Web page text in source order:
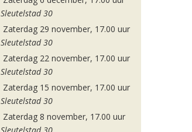
Sleutelstad 30
Zaterdag 29 november, 17.00 uur
Sleutelstad 30
Zaterdag 22 november, 17.00 uur
Sleutelstad 30
Zaterdag 15 november, 17.00 uur
Sleutelstad 30
Zaterdag 8 november, 17.00 uur